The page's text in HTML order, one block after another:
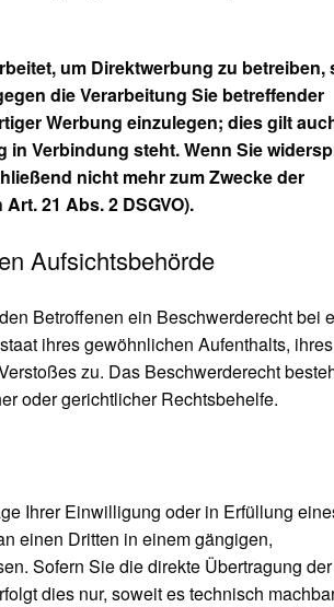
um Direktwerbung zu betreiben,
die Verarbeitung Sie betreffender
Werbung einzulegen; dies gilt
Verbindung steht. Wenn Sie
nicht mehr zum Zwecke der
21 Abs. 2 DSGVO).
Aufsichtsbehörde
Betroffenen ein Beschwerderecht bei
ihres gewöhnlichen Aufenthalts, ihres
zu. Das Beschwerderecht
oder gerichtlicher Rechtsbehelfe.
Ihrer Einwilligung oder in Erfüllung
einen Dritten in einem gängigen,
Sofern Sie die direkte Übertragung
dies nur, soweit es technisch